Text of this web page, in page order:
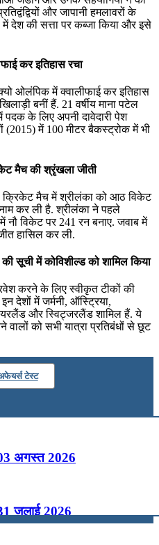
और जापानी हमलावरों के
देश की सत्ता पर कब्जा किया और इसे
कर इतिहास रचा
ओलंपिक में क्वालीफाई कर इतिहास
बनीं हैं. 21 वर्षीय माना पटेल
के लिए अपनी दावेदारी पेश
(2015) में 100 मीटर बैकस्ट्रोक में भी
मैच की श्रृंखला जीती
क्रिकेट मैच में श्रीलंका को आठ विकेट
कर ली है. श्रीलंका ने पहले
नौ विकेट पर 241 रन बनाए. जवाब में
हासिल कर ली.
सूची में कोविशील्ड को शामिल किया
करने के लिए स्वीकृत टीकों की
देशों में जर्मनी, ऑस्ट्रिया,
और स्विट्जरलैंड शामिल हैं. ये
को सभी यात्रा प्रतिबंधों से छूट
टेस्ट
अगस्त 2026
जुलाई 2026